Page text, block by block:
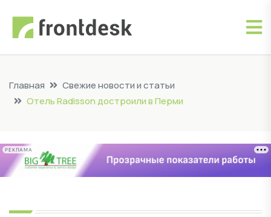
Главная
Свежие новости и статьи
Отель Radisson достроили в Перми
РЕКЛАМА